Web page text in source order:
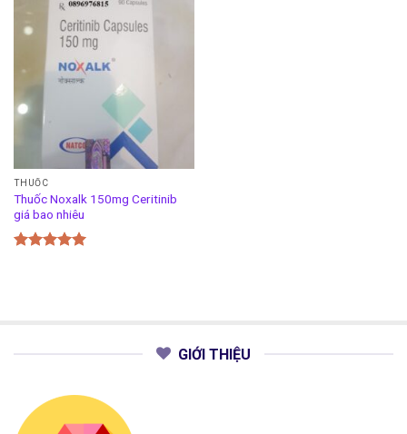
THUỐC
Thuốc Noxalk 150mg Ceritinib
giá bao nhiêu
GIỚI THIỆU